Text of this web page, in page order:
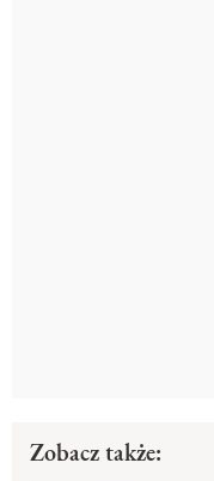
Zobacz także: